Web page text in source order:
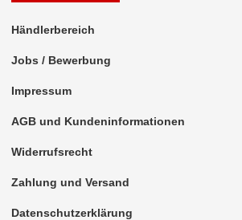
Händlerbereich
Jobs / Bewerbung
Impressum
AGB und Kundeninformationen
Widerrufsrecht
Zahlung und Versand
Datenschutzerklärung